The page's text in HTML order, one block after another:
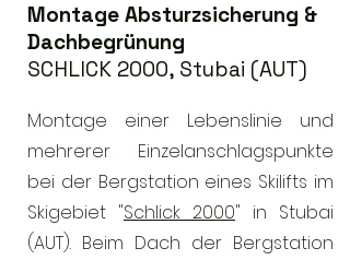
Montage Absturzsicherung &
Dachbegrünung
SCHLICK 2000, Stubai (AUT)
Montage einer Lebenslinie und
mehrerer Einzelanschlagspunkte
bei der Bergstation eines Skilifts im
Skigebiet "Schlick 2000" in Stubai
(AUT). Beim Dach der Bergstation